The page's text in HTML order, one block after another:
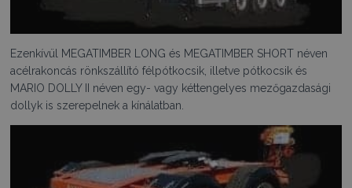
Ezenkívül MEGATIMBER LONG és MEGATIMBER SHORT néven
acélrakoncás rönkszállító félpótkocsik, illetve pótkocsik és
MARIO DOLLY II néven egy- vagy kéttengelyes mezőgazdasági
dollyk is szerepelnek a kínálatban.